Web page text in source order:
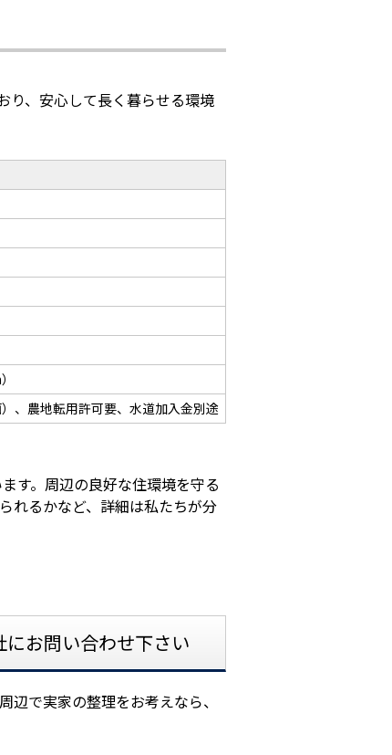
り、安心して長く暮らせる環境
、農地転用許可要、水道加入金別途
す。周辺の良好な住環境を守る
れるかなど、詳細は私たちが分
お問い合わせ下さい
辺で実家の整理をお考えなら、